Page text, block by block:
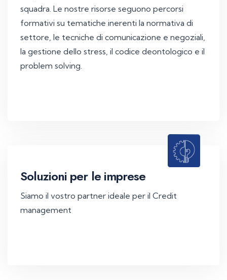
squadra. Le nostre risorse seguono percorsi
formativi su tematiche inerenti la normativa di
settore, le tecniche di comunicazione e negoziali,
la gestione dello stress, il codice deontologico e il
problem solving.
Soluzioni per le imprese
Siamo il vostro partner ideale per il Credit
management